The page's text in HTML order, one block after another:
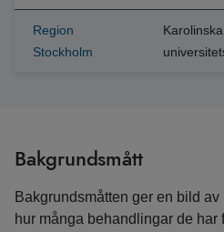
Region
Stockholm
Karolinska
Bakgrundsmått
Bakgrundsmåtten ger en bild
hur många behandlingar de har